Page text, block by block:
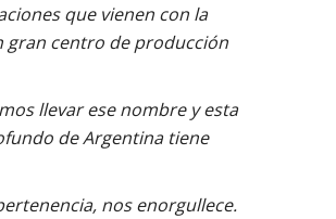
que vienen con la
gran centro de producción
llevar ese nombre y esta
de Argentina tiene
nos enorgullece.